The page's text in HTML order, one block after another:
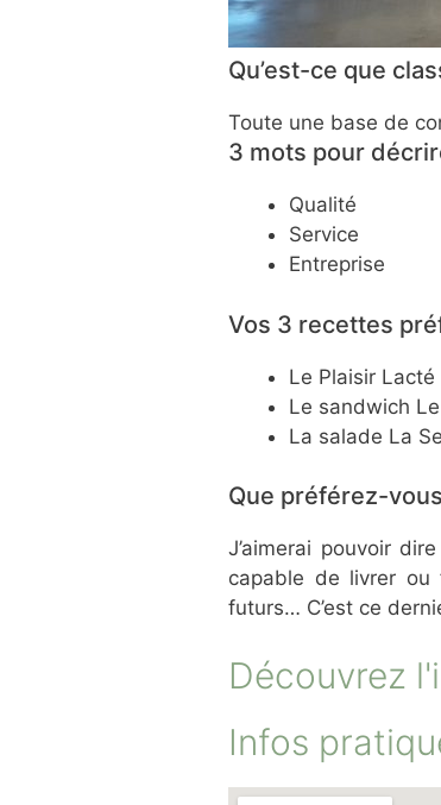
Qu’est-ce que
Toute une base de
3 mots pour
Qualité
Service
Entreprise
Vos 3 recettes
Le Plaisir
Le sandwich
La salade La
Que préférez-
J’aimerai pouvoir
capable de livrer ou
futurs… C’est ce
Découvrez
Infos